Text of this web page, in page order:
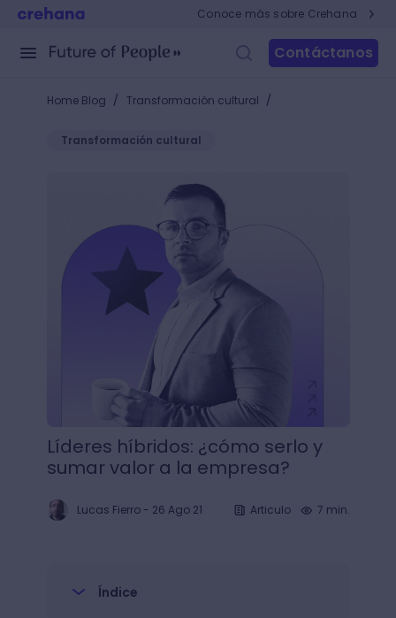
Conoce más sobre Crehana
Contáctanos
Home Blog / Transformación cultural /
Transformación cultural
Líderes híbridos: ¿cómo serlo y
sumar valor a la empresa?
Lucas Fierro- 26 Ago 21 Articulo 7 min.
Índice